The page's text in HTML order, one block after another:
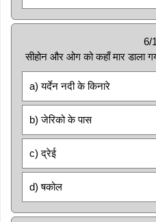
6/
सीहोन और ओग को कहाँ मार डाला
a) यर्देन नदी के किनारे
b) जेरिको के पास
c) द्रेई
d) षकोल